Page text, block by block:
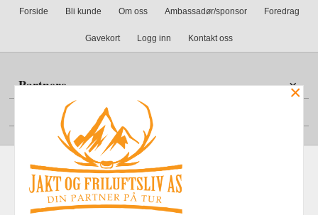
Forside Bli kunde Om oss Ambassadør/sponsor Foredrag
Gavekort Logg inn Kontakt oss
Partnere
Din konto
Frakt Kjøpsbetingelser Sikkerhet og personvern
×